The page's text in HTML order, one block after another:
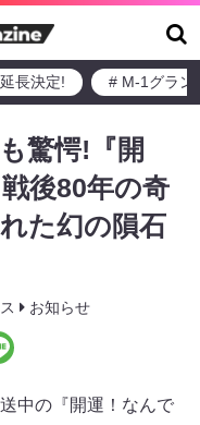
長決定! # M-1グラン
驚愕!『開
後80年の奇
た幻の隕石
お知らせ
中の『開運！なんで